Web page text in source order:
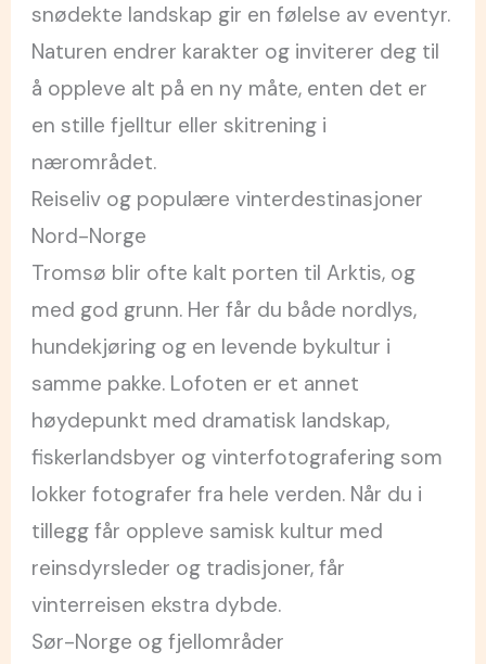
snødekte landskap gir en følelse av eventyr.
Naturen endrer karakter og inviterer deg til
å oppleve alt på en ny måte, enten det er
en stille fjelltur eller skitrening i
nærområdet.
Reiseliv og populære vinterdestinasjoner
Nord-Norge
Tromsø blir ofte kalt porten til Arktis, og
med god grunn. Her får du både nordlys,
hundekjøring og en levende bykultur i
samme pakke. Lofoten er et annet
høydepunkt med dramatisk landskap,
fiskerlandsbyer og vinterfotografering som
lokker fotografer fra hele verden. Når du i
tillegg får oppleve samisk kultur med
reinsdyrsleder og tradisjoner, får
vinterreisen ekstra dybde.
Sør-Norge og fjellområder